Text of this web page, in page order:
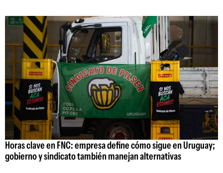
Horas clave en FNC: empresa define cómo sigue en Uruguay;
gobierno y sindicato también manejan alternativas